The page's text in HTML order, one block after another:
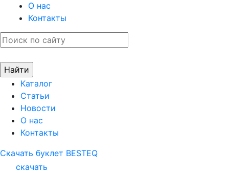
О нас
Контакты
Каталог
Статьи
Новости
О нас
Контакты
Скачать буклет BESTEQ
скачать